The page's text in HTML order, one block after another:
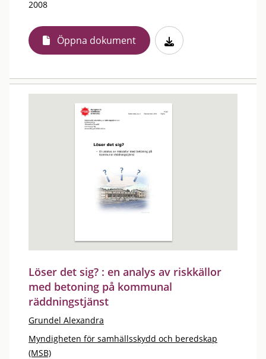
2008
Öppna dokument
Löser det sig? : en analys av riskkällor
med betoning på kommunal
räddningstjänst
Grundel Alexandra
Myndigheten för samhällsskydd och beredskap
(MSB)